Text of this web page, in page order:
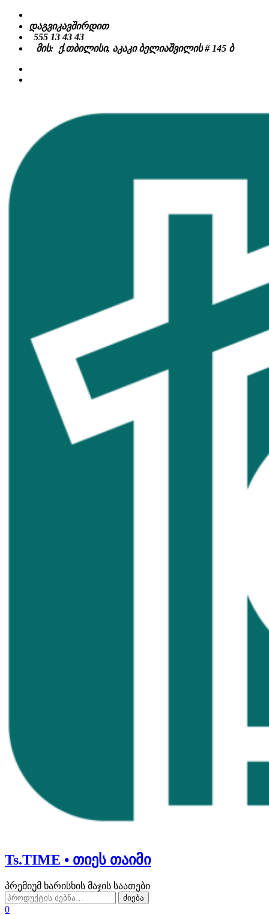
Skip
content
დაგვიკავშირდით
555 13 43 43
მის: ქ.თბილისი, აკაკი ბელიაშვილის # 145 ბ
Ts.TIME • თიეს თაიმი
პრემიუმ ხარისხის მაჯის საათები
ძებნა:
ძიება
0